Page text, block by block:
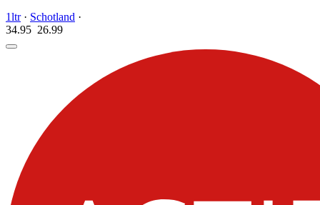
1ltr· Schotland ·
34.95 26.99